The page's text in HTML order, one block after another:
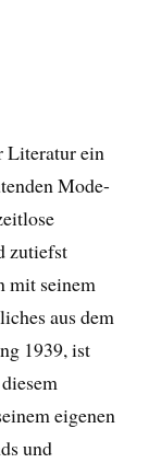
Literatur ein
Mode-
zutiefst
mit seinem
aus dem
1939, ist
eigenen
und